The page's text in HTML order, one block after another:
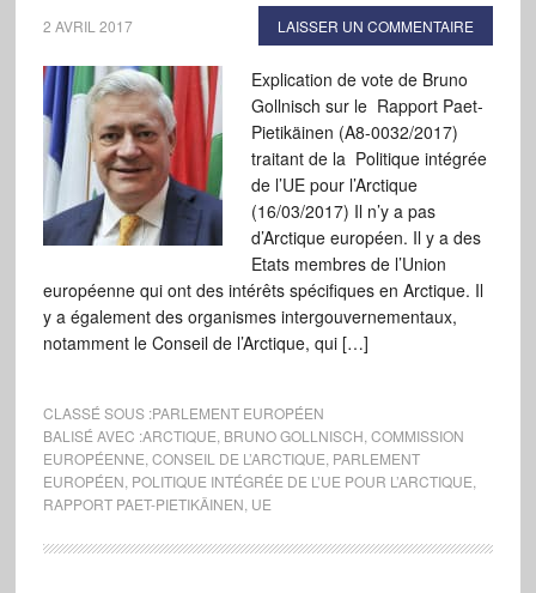
2 AVRIL 2017 LAISSER UN COMMENTAIRE
Explication de vote de Bruno
Gollnisch sur le Rapport Paet-
Pietikäinen (A8-0032/2017)
traitant de la Politique intégrée
de l’UE pour l’Arctique
(16/03/2017) Il n’y a pas
d’Arctique européen. Il y a des
Etats membres de l’Union
européenne qui ont des intérêts spécifiques en Arctique. Il
y a également des organismes intergouvernementaux,
notamment le Conseil de l’Arctique, qui […]
CLASSÉ SOUS :PARLEMENT EUROPÉEN
BALISÉ AVEC :ARCTIQUE BRUNO GOLLNISCH COMMISSION
EUROPÉENNE CONSEIL DE L’ARCTIQUE PARLEMENT
EUROPÉEN POLITIQUE INTÉGRÉE DE L’UE POUR L’ARCTIQUE
RAPPORT PAET-PIETIKÄINEN UE